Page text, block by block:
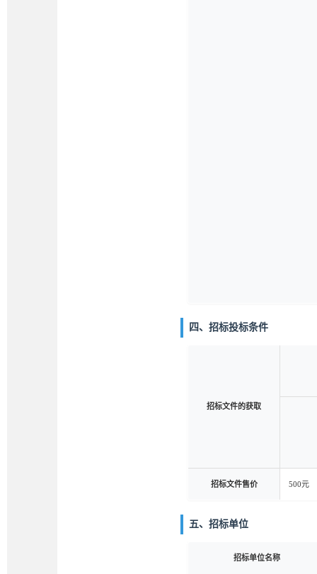
四、招标投标条件
招标文件的获取
招标文件售价 500元
五、招标单位
招标单位名称